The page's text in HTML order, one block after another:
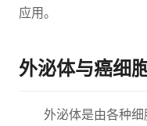
应用。
外泌体与癌细
外泌体是由各种